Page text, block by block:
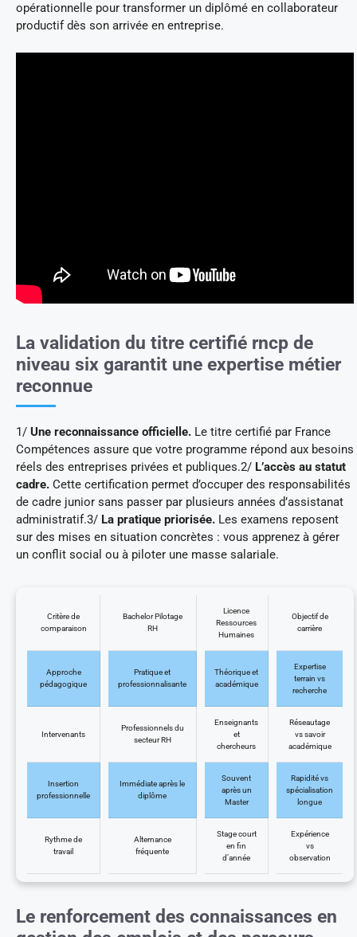
opérationnelle pour transformer un diplômé en collaborateur
productif dès son arrivée en entreprise.
La validation du titre certifié rncp de
niveau six garantit une expertise métier
reconnue
1/ Une reconnaissance officielle. Le titre certifié par France
Compétences assure que votre programme répond aux besoins
réels des entreprises privées et publiques.2/ L’accès au statut
cadre. Cette certification permet d’occuper des responsabilités
de cadre junior sans passer par plusieurs années d’assistanat
administratif.3/ La pratique priorisée. Les examens reposent
sur des mises en situation concrètes : vous apprenez à gérer
un conflit social ou à piloter une masse salariale.
Critère de
comparaison
Bachelor Pilotage
RH
Licence
Ressources
Humaines
Objectif de
carrière
Approche
pédagogique
Pratique et
professionnalisante
Théorique et
académique
Expertise
terrain vs
recherche
Intervenants
Professionnels du
secteur RH
Enseignants
et
chercheurs
Réseautage
vs savoir
académique
Insertion
professionnelle
Immédiate après le
diplôme
Souvent
après un
Master
Rapidité vs
spécialisation
longue
Rythme de
travail
Alternance
fréquente
Stage court
en fin
d’année
Expérience
vs
observation
Le renforcement des connaissances en